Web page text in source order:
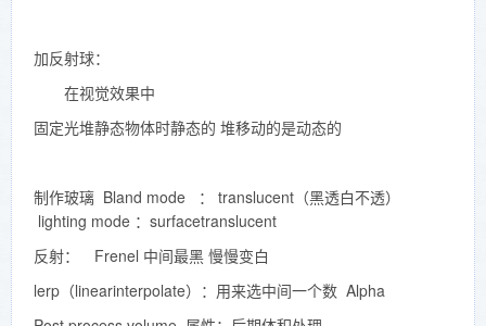
加反射球：
在视觉效果中
固定光堆静态物体时静态的 堆移动的是动态的
制作玻璃 Bland mode ： translucent（黑透白不透）
lighting mode ：surfacetranslucent
反射： Frenel 中间最黑 慢慢变白
lerp（linearinterpolate）：用来选中间一个数 Alpha